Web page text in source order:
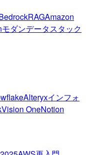
RAGAmazon
モダンデータスタック
Alteryxインフォ
Vision OneNotion